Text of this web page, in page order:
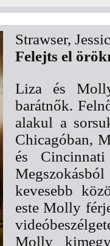
Strawser,
Felejts el
Liza és
barátnők.
alakul a
Chicagóban,
és
Megszokásból
kevesebb
este Molly
Molly